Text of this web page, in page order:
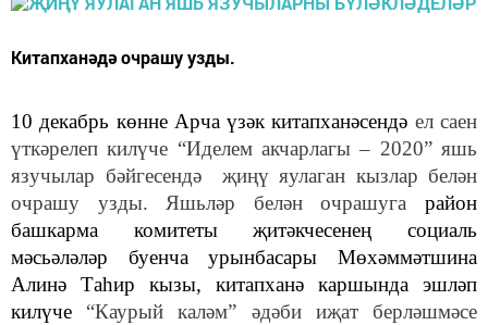
Китапханәдә очрашу узды.
10 декабрь көнне Арча үзәк китапханәсендә ел саен
үткәрелеп килүче “Иделем акчарлагы – 2020” яшь
язучылар бәйгесендә җиңү яулаган кызлар белән
очрашу узды. Яшьләр белән очрашуга район
башкарма комитеты җитәкчесенең социаль
мәсьәләләр буенча урынбасары Мөхәммәтшина
Алинә Таһир кызы, китапханә каршында эшләп
килүче “Каурый каләм” әдәби иҗат берләшмәсе